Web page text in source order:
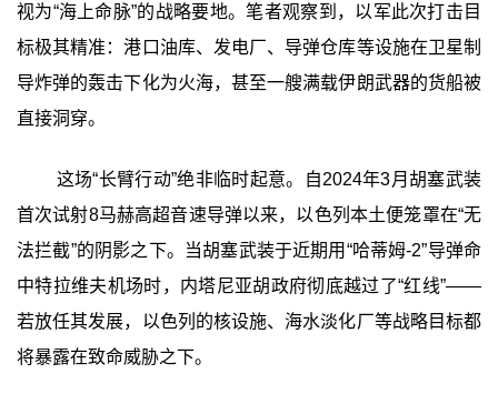
视为“海上命脉”的战略要地。笔者观察到，以军此次打击目
标极其精准：港口油库、发电厂、导弹仓库等设施在卫星制
导炸弹的轰击下化为火海，甚至一艘满载伊朗武器的货船被
直接洞穿。
这场“长臂行动”绝非临时起意。自2024年3月胡塞武装
首次试射8马赫高超音速导弹以来，以色列本土便笼罩在“无
法拦截”的阴影之下。当胡塞武装于近期用“哈蒂姆-2”导弹命
中特拉维夫机场时，内塔尼亚胡政府彻底越过了“红线”——
若放任其发展，以色列的核设施、海水淡化厂等战略目标都
将暴露在致命威胁之下。